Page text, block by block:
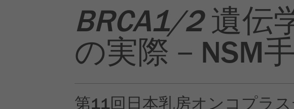
BRCA1/2遺伝
の実際－NSM
第11回日本乳房オンコプラ